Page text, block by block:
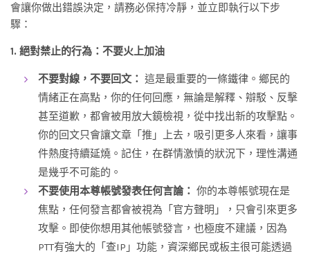
會讓你做出錯誤決定，請務必保持冷靜，並立即執行以下步
驟：
1. 絕對禁止的行為：不要火上加油
不要對線，不要回文： 這是最重要的一條鐵律。鄉民的
情緒正在高點，你的任何回應，無論是解釋、辯駁、反擊
甚至道歉，都會被用放大鏡檢視，從中找出新的攻擊點。
你的回文只會讓文章「推」上去，吸引更多人來看，讓事
件熱度持續延燒。記住，在群情激憤的狀況下，理性溝通
是幾乎不可能的。
不要使用本尊帳號發表任何言論： 你的本尊帳號現在是
焦點，任何發言都會被視為「官方聲明」，只會引來更多
攻擊。即使你想用其他帳號發言，也極度不建議，因為
PTT有強大的「查IP」功能，資深鄉民或板主很可能透過